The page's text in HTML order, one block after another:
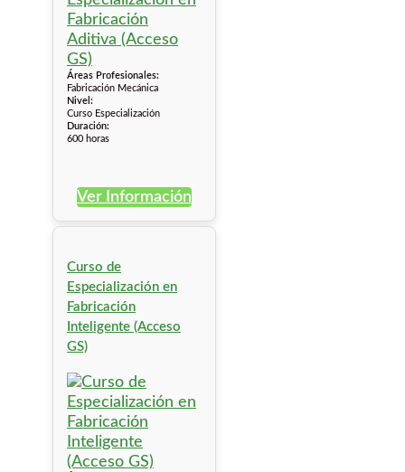
Áreas Profesionales:
Fabricación Mecánica
Nivel:
Curso Especialización
Duración:
600 horas
Ver Información
Curso de
Especialización en
Fabricación
Inteligente (Acceso
GS)